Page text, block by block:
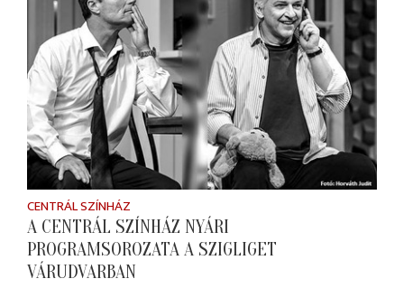
CENTRÁL SZÍNHÁZ
A CENTRÁL SZÍNHÁZ NYÁRI
PROGRAMSOROZATA A SZIGLIGET
VÁRUDVARBAN